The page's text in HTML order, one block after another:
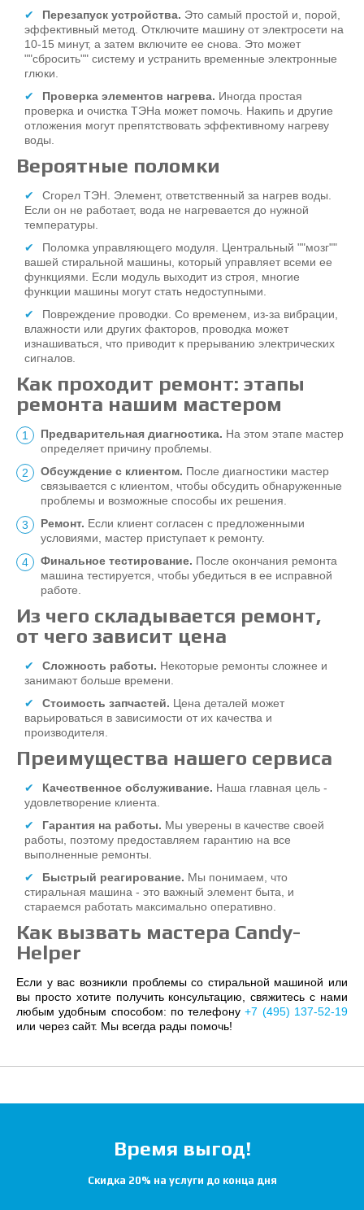
Перезапуск устройства. Это самый простой и, порой,
эффективный метод. Отключите машину от электросети на
10-15 минут, а затем включите ее снова. Это может
""сбросить"" систему и устранить временные электронные
глюки.
Проверка элементов нагрева. Иногда простая
проверка и очистка ТЭНа может помочь. Накипь и другие
отложения могут препятствовать эффективному нагреву
воды.
Вероятные поломки
Сгорел ТЭН. Элемент, ответственный за нагрев воды.
Если он не работает, вода не нагревается до нужной
температуры.
Поломка управляющего модуля. Центральный ""мозг""
вашей стиральной машины, который управляет всеми ее
функциями. Если модуль выходит из строя, многие
функции машины могут стать недоступными.
Повреждение проводки. Со временем, из-за вибрации,
влажности или других факторов, проводка может
изнашиваться, что приводит к прерыванию электрических
сигналов.
Как проходит ремонт: этапы
ремонта нашим мастером
Предварительная диагностика. На этом этапе мастер
определяет причину проблемы.
Обсуждение с клиентом. После диагностики мастер
связывается с клиентом, чтобы обсудить обнаруженные
проблемы и возможные способы их решения.
Ремонт. Если клиент согласен с предложенными
условиями, мастер приступает к ремонту.
Финальное тестирование. После окончания ремонта
машина тестируется, чтобы убедиться в ее исправной
работе.
Из чего складывается ремонт,
от чего зависит цена
Сложность работы. Некоторые ремонты сложнее и
занимают больше времени.
Стоимость запчастей. Цена деталей может
варьироваться в зависимости от их качества и
производителя.
Преимущества нашего сервиса
Качественное обслуживание. Наша главная цель -
удовлетворение клиента.
Гарантия на работы. Мы уверены в качестве своей
работы, поэтому предоставляем гарантию на все
выполненные ремонты.
Быстрый реагирование. Мы понимаем, что
стиральная машина - это важный элемент быта, и
стараемся работать максимально оперативно.
Как вызвать мастера Candy-
Helper
Если у вас возникли проблемы со стиральной машиной или
вы просто хотите получить консультацию, свяжитесь с нами
любым удобным способом: по телефону+7 (495) 137-52-19
или через сайт. Мы всегда рады помочь!
Время выгод!
Скидка 20% на услуги до конца дня